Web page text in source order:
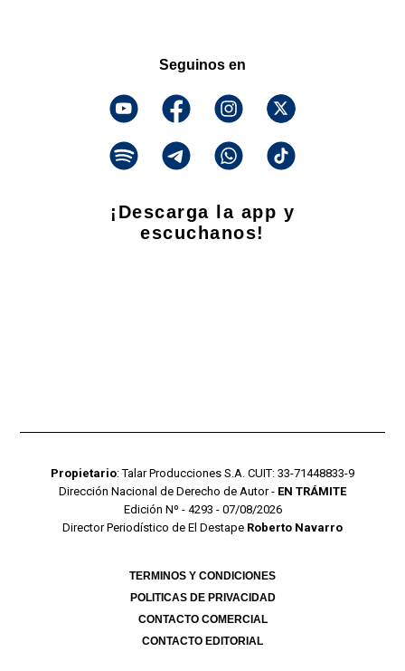
Seguinos en
¡Descarga la app y
escuchanos!
Propietario: Talar Producciones S.A. CUIT: 33-71448833-9
Dirección Nacional de Derecho de Autor - EN TRÁMITE
Edición Nº - 4293 - 07/08/2026
Director Periodístico de El Destape Roberto Navarro
TERMINOS Y CONDICIONES
POLITICAS DE PRIVACIDAD
CONTACTO COMERCIAL
CONTACTO EDITORIAL